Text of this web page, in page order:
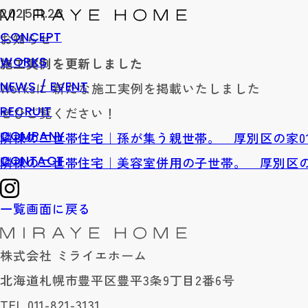
CONCEPT
WORKS
NEWS/ EVENT
RECRUIT
COMPANY
CONTACT
2025.11.28
お知らせ
施工実例を更新しました
Worksに 新たな施工実例を掲載いたしました
ぜひご覧ください！
隣棟の二世帯住宅｜孫が集う親世帯。 厚別区の家
隣棟の二世帯住宅｜美容室併用の子世帯。 厚別区
一覧画面に戻る
株式会社 ミライエホーム
北海道札幌市豊平区豊平3条9丁目2番6号